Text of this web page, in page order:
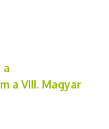
a VIII. Magyar